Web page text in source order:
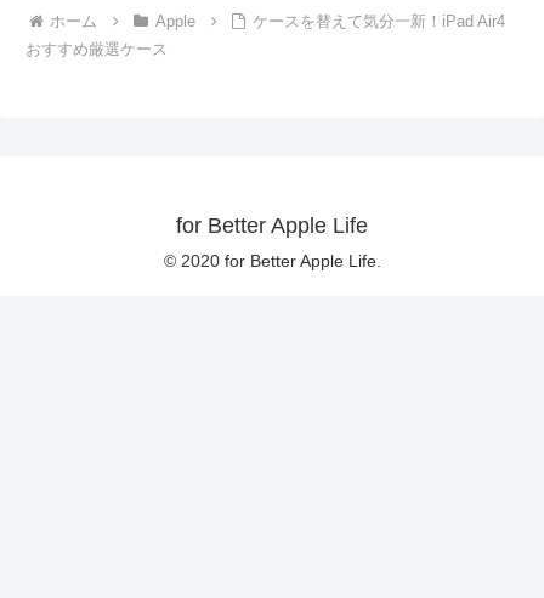
ホーム Apple
ケースを替えて気分一新！iPad Air4
おすすめ厳選ケース
for Better Apple Life
© 2020 for Better Apple Life.